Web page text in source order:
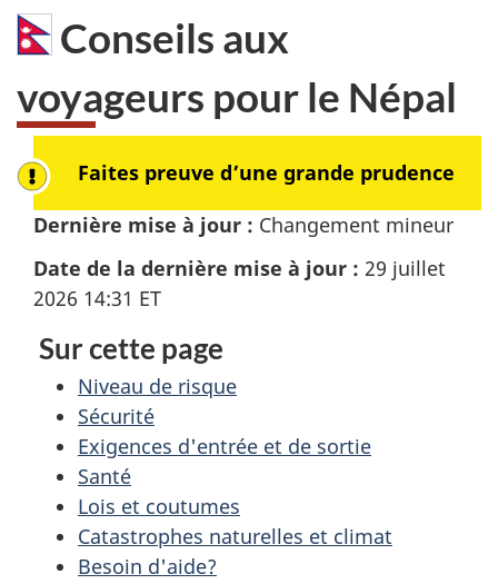
dansConseils aux
voyageurs pour le Népal
Faites preuve d’une grande prudence
Dernière mise à jour : Changement mineur
Date de la dernière mise à jour : 29 juillet
2026 14:31 ET
Sur cette page
Niveau de risque
Sécurité
Exigences d'entrée et de sortie
Santé
Lois et coutumes
Catastrophes naturelles et climat
Besoin d'aide?